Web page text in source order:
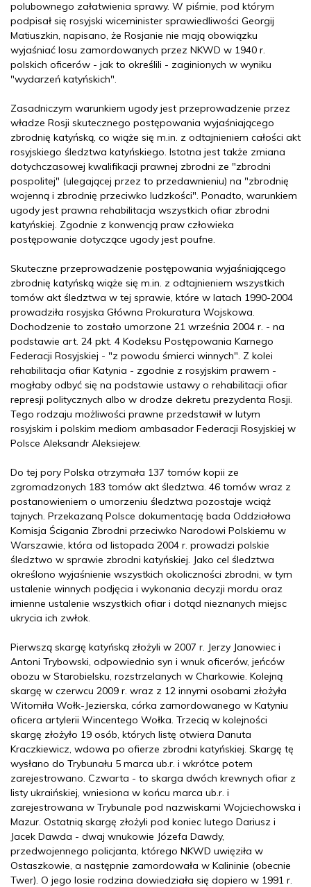
polubownego załatwienia sprawy. W piśmie, pod którym
podpisał się rosyjski wiceminister sprawiedliwości Georgij
Matiuszkin, napisano, że Rosjanie nie mają obowiązku
wyjaśniać losu zamordowanych przez NKWD w 1940 r.
polskich oficerów - jak to określili - zaginionych w wyniku
"wydarzeń katyńskich".
Zasadniczym warunkiem ugody jest przeprowadzenie przez
władze Rosji skutecznego postępowania wyjaśniającego
zbrodnię katyńską, co wiąże się m.in. z odtajnieniem całości akt
rosyjskiego śledztwa katyńskiego. Istotna jest także zmiana
dotychczasowej kwalifikacji prawnej zbrodni ze "zbrodni
pospolitej" (ulegającej przez to przedawnieniu) na "zbrodnię
wojenną i zbrodnię przeciwko ludzkości". Ponadto, warunkiem
ugody jest prawna rehabilitacja wszystkich ofiar zbrodni
katyńskiej. Zgodnie z konwencją praw człowieka
postępowanie dotyczące ugody jest poufne.
Skuteczne przeprowadzenie postępowania wyjaśniającego
zbrodnię katyńską wiąże się m.in. z odtajnieniem wszystkich
tomów akt śledztwa w tej sprawie, które w latach 1990-2004
prowadziła rosyjska Główna Prokuratura Wojskowa.
Dochodzenie to zostało umorzone 21 września 2004 r. - na
podstawie art. 24 pkt. 4 Kodeksu Postępowania Karnego
Federacji Rosyjskiej - "z powodu śmierci winnych". Z kolei
rehabilitacja ofiar Katynia - zgodnie z rosyjskim prawem -
mogłaby odbyć się na podstawie ustawy o rehabilitacji ofiar
represji politycznych albo w drodze dekretu prezydenta Rosji.
Tego rodzaju możliwości prawne przedstawił w lutym
rosyjskim i polskim mediom ambasador Federacji Rosyjskiej w
Polsce Aleksandr Aleksiejew.
Do tej pory Polska otrzymała 137 tomów kopii ze
zgromadzonych 183 tomów akt śledztwa. 46 tomów wraz z
postanowieniem o umorzeniu śledztwa pozostaje wciąż
tajnych. Przekazaną Polsce dokumentację bada Oddziałowa
Komisja Ścigania Zbrodni przeciwko Narodowi Polskiemu w
Warszawie, która od listopada 2004 r. prowadzi polskie
śledztwo w sprawie zbrodni katyńskiej. Jako cel śledztwa
określono wyjaśnienie wszystkich okoliczności zbrodni, w tym
ustalenie winnych podjęcia i wykonania decyzji mordu oraz
imienne ustalenie wszystkich ofiar i dotąd nieznanych miejsc
ukrycia ich zwłok.
Pierwszą skargę katyńską złożyli w 2007 r. Jerzy Janowiec i
Antoni Trybowski, odpowiednio syn i wnuk oficerów, jeńców
obozu w Starobielsku, rozstrzelanych w Charkowie. Kolejną
skargę w czerwcu 2009 r. wraz z 12 innymi osobami złożyła
Witomiła Wołk-Jezierska, córka zamordowanego w Katyniu
oficera artylerii Wincentego Wołka. Trzecią w kolejności
skargę złożyło 19 osób, których listę otwiera Danuta
Kraczkiewicz, wdowa po ofierze zbrodni katyńskiej. Skargę tę
wysłano do Trybunału 5 marca ub.r. i wkrótce potem
zarejestrowano. Czwarta - to skarga dwóch krewnych ofiar z
listy ukraińskiej, wniesiona w końcu marca ub.r. i
zarejestrowana w Trybunale pod nazwiskami Wojciechowska i
Mazur. Ostatnią skargę złożyli pod koniec lutego Dariusz i
Jacek Dawda - dwaj wnukowie Józefa Dawdy,
przedwojennego policjanta, którego NKWD uwięziła w
Ostaszkowie, a następnie zamordowała w Kalininie (obecnie
Twer). O jego losie rodzina dowiedziała się dopiero w 1991 r.